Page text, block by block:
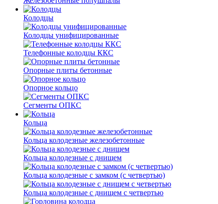
Колодцы
Колодцы унифицированные
Телефонные колодцы ККС
Опорные плиты бетонные
Опорное кольцо
Сегменты ОПКС
Кольца
Кольца колодезные железобетонные
Кольца колодезные с днищем
Кольца колодезные с замком (с четвертью)
Кольца колодезные с днищем с четвертью